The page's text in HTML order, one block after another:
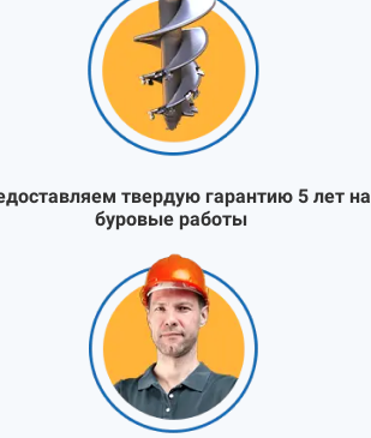
твердую гарантию 5 лет на
буровые работы